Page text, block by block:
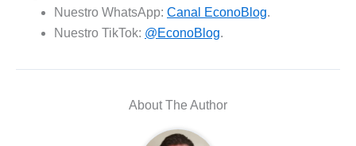
Nuestro WhatsApp: Canal EconoBlog.
Nuestro TikTok: @EconoBlog.
About The Author